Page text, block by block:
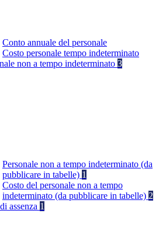
Conto annuale del personale
Costo personale tempo indeterminato
non a tempo indeterminato 3
Personale non a tempo indeterminato (da
pubblicare in tabelle) 1
Costo del personale non a tempo
indeterminato (da pubblicare in tabelle) 2
assenza 1